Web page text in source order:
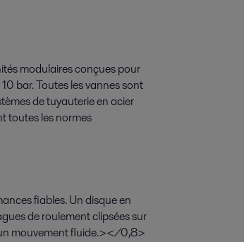
modulaires conçues pour
bar. Toutes les vannes sont
de tuyauterie en acier
toutes les normes
fiables. Un disque en
de roulement clipsées sur
mouvement fluide.></0,8>